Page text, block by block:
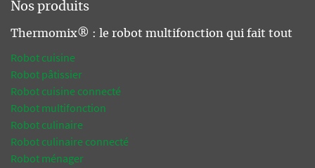
Nos produits
Thermomix® : le robot multifonction qui fait tout
Robot cuisine
Robot pâtissier
Robot cuisine connecté
Robot multifonction
Robot culinaire
Robot culinaire connecté
Robot ménager